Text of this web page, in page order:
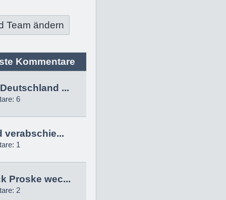
Team ändern
Kommentare
...
6
verabschie...
1
Proske wec...
2